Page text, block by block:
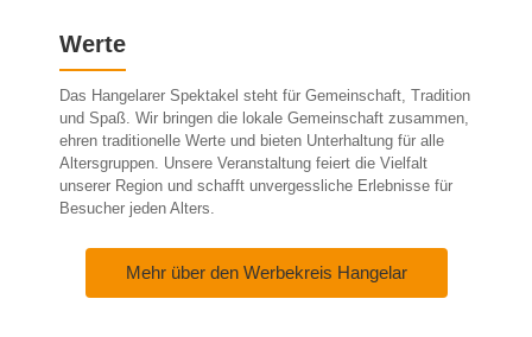
Werte
Das Hangelarer Spektakel steht für Gemeinschaft, Tradition
und Spaß. Wir bringen die lokale Gemeinschaft zusammen,
ehren traditionelle Werte und bieten Unterhaltung für alle
Altersgruppen. Unsere Veranstaltung feiert die Vielfalt
unserer Region und schafft unvergessliche Erlebnisse für
Besucher jeden Alters.
Mehr über den Werbekreis Hangelar